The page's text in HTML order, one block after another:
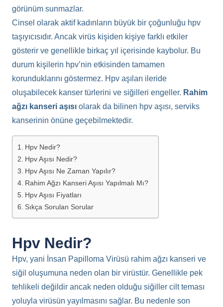
görünüm sunmazlar.
Cinsel olarak aktif kadınların büyük bir çoğunluğu hpv
taşıyıcısıdır. Ancak virüs kişiden kişiye farklı etkiler
gösterir ve genellikle birkaç yıl içerisinde kaybolur. Bu
durum kişilerin hpv’nin etkisinden tamamen
korunduklarını göstermez. Hpv aşıları ileride
oluşabilecek kanser türlerini ve siğilleri engeller. Rahim
ağzı kanseri aşısı olarak da bilinen hpv aşısı, serviks
kanserinin önüne geçebilmektedir.
Hpv Nedir?
Hpv Aşısı Nedir?
Hpv Aşısı Ne Zaman Yapılır?
Rahim Ağzı Kanseri Aşısı Yapılmalı Mı?
Hpv Aşısı Fiyatları
Sıkça Sorulan Sorular
Hpv Nedir?
Hpv, yani İnsan Papilloma Virüsü rahim ağzı kanseri ve
siğil oluşumuna neden olan bir virüstür. Genellikle pek
tehlikeli değildir ancak neden olduğu siğiller cilt teması
yoluyla virüsün yayılmasını sağlar. Bu nedenle son